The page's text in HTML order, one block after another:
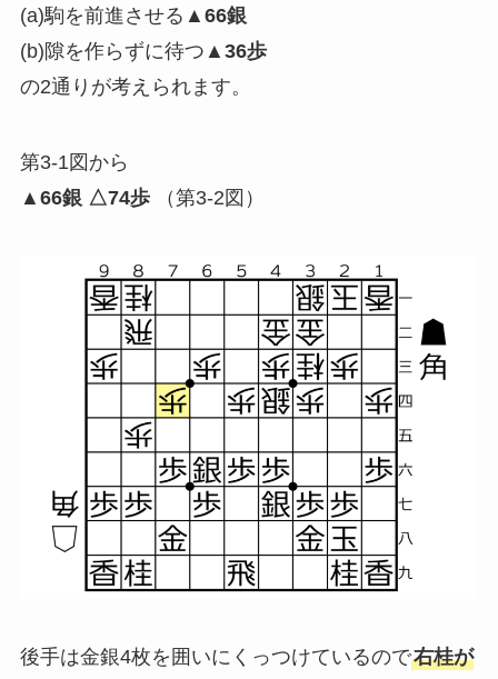
(a)駒を前進させる ▲66銀
(b)隙を作らずに待つ ▲36歩
の2通りが考えられます。
第3-1図から
▲66銀 △74歩（第3-2図）
後手は金銀4枚を囲いにくっつけているので右桂が